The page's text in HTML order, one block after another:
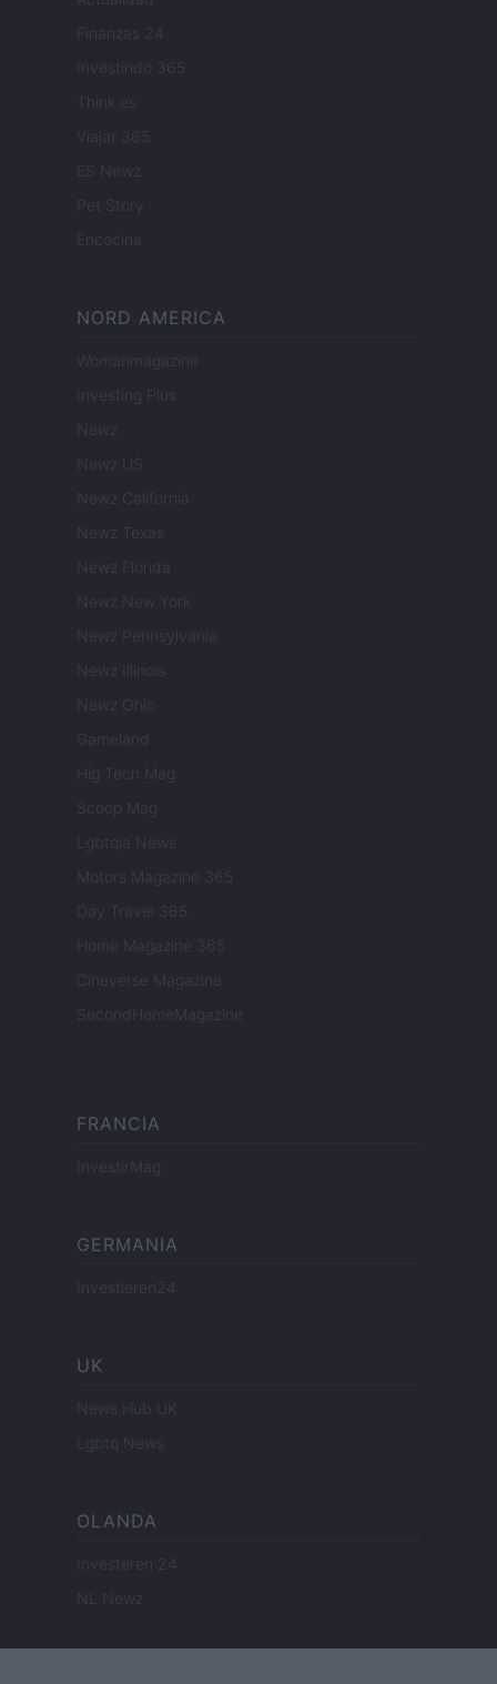
Finanzas 24
Investindo 365
Think.es
Viajar 365
ES Newz
Pet Story
Encocina
NORD AMERICA
Womanmagazine
Investing Plus
Newz
Newz US
Newz California
Newz Texas
Newz Florida
Newz New York
Newz Pennsylvania
Newz Illinois
Newz Ohio
Gameland
Hig Tech Mag
Scoop Mag
Lgbtqia News
Motors Magazine 365
Day Travel 365
Home Magazine 365
Cineverse Magazine
SecondHomeMagazine
FRANCIA
InvestirMag
GERMANIA
Investieren24
UK
News Hub UK
Lgbtq News
OLANDA
Investeren 24
NL Newz